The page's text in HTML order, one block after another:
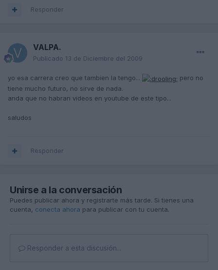
Responder
VALPA.
Publicado 13 de Diciembre del 2009
yo esa carrera creo que tambien la tengo...
pero no
tiene mucho futuro, no sirve de nada.
anda que no habran videos en youtube de este tipo...
saludos
Responder
Unirse a la conversación
Puedes publicar ahora y registrarte más tarde. Si tienes una
cuenta, conecta ahora para publicar con tu cuenta.
Responder a esta discusión...